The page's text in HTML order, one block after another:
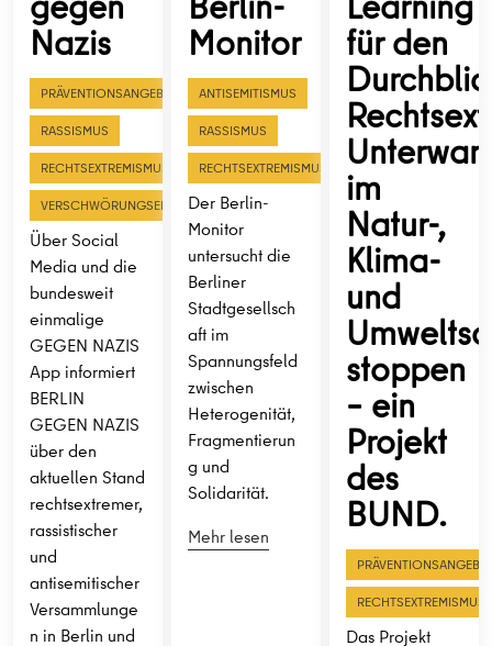
Nazis
PRÄVENTIONSANGEBOTE
RASSISMUS
RECHTSEXTREMISMUS
VERSCHWÖRUNGSERZÄHLUNGEN
Über Social
Media und die
bundesweit
einmalige
GEGEN NAZIS
App informiert
BERLIN
GEGEN NAZIS
über den
aktuellen Stand
rechtsextremer,
rassistischer
und
antisemitischer
Versammlunge
n in Berlin und
Monitor
ANTISEMITISMUS
RASSISMUS
RECHTSEXTREMISMUS
Der Berlin-
Monitor
untersucht die
Berliner
Stadtgesellsch
aft im
Spannungsfeld
zwischen
Heterogenität,
Fragmentierun
g und
Solidarität.
Mehr lesen
für den
im
Natur-,
Klima-
und
stoppen
– ein
Projekt
des
BUND.
RECHTSEXTREMISMUS
Das Projekt